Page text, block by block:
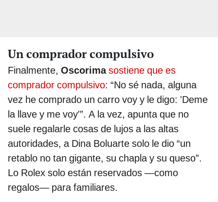
Un comprador compulsivo
Finalmente, Oscorimasostiene que es
comprador compulsivo: “No sé nada, alguna
vez he comprado un carro voy y le digo: 'Deme
la llave y me voy'”. A la vez, apunta que no
suele regalarle cosas de lujos a las altas
autoridades, a Dina Boluarte solo le dio “un
retablo no tan gigante, su chapla y su queso”.
Lo Rolex solo están reservados —como
regalos— para familiares.